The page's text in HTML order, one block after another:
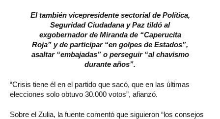
El también vicepresidente sectorial de Política,
Seguridad Ciudadana y Paz tildó al
exgobernador de Miranda de “Caperucita
Roja” y de participar “en golpes de Estados”,
asaltar “embajadas” o perseguir “al chavismo
durante años”.
“Crisis tiene él en el partido que sacó, que en las últimas
elecciones solo obtuvo 30.000 votos”, afianzó.
Sobre el Zulia, la fuente comentó que siguieron “los consejos